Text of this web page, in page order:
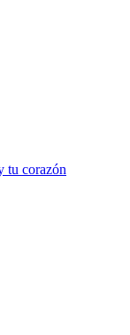
tu corazón